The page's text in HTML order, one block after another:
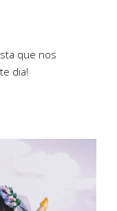
que nos
dia!